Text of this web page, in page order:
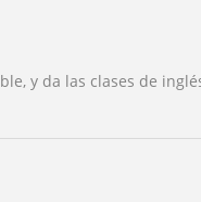
y da las clases de